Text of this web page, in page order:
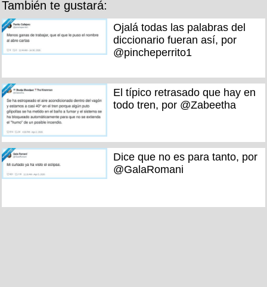
También te gustará:
Ojalá todas las palabras del
diccionario fueran así, por
@pincheperrito1
El típico retrasado que hay en
todo tren, por @Zabeetha
Dice que no es para tanto, por
@GalaRomani